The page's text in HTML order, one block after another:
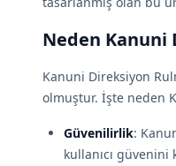
Neden Kanuni
Kanuni Direksiyon
olmuştur. İşte neden
Güvenilirlik:
kullanıcı güvenini